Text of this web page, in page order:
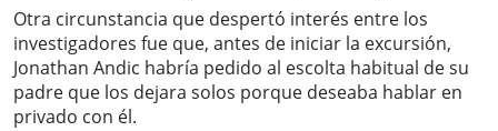
Otra circunstancia que despertó interés entre los
investigadores fue que, antes de iniciar la excursión,
Jonathan Andic habría pedido al escolta habitual de su
padre que los dejara solos porque deseaba hablar en
privado con él.